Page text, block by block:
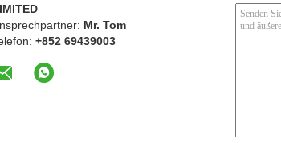
Mr. Tom
+852 69439003